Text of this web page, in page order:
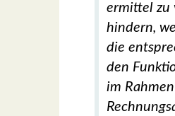
er­mit­tel
hin­dern,
die
den
im